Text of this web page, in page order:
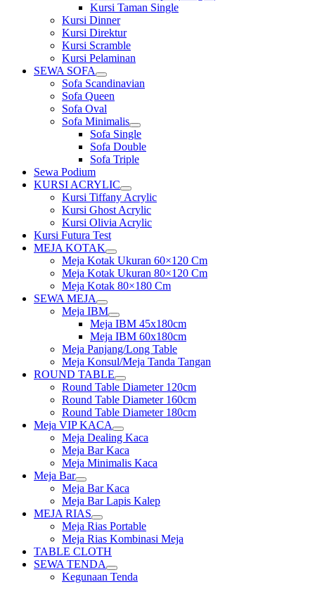
Kursi Taman Single
Kursi Dinner
Kursi Direktur
Kursi Scramble
Kursi Pelaminan
SEWA SOFA
Show
sub
menu
Sofa Scandinavian
Sofa Queen
Sofa Oval
Sofa Minimalis
Show
sub
menu
Sofa Single
Sofa Double
Sofa Triple
Sewa Podium
KURSI ACRYLIC
Show
sub
menu
Kursi Tiffany Acrylic
Kursi Ghost Acrylic
Kursi Olivia Acrylic
Kursi Futura Test
MEJA KOTAK
Show
sub
menu
Meja Kotak Ukuran 60×120 Cm
Meja Kotak Ukuran 80×120 Cm
Meja Kotak 80×180 Cm
SEWA MEJA
Show
sub
menu
Meja IBM
Show
sub
menu
Meja IBM 45x180cm
Meja IBM 60x180cm
Meja Panjang/Long Table
Meja Konsul/Meja Tanda Tangan
ROUND TABLE
Show
sub
menu
Round Table Diameter 120cm
Round Table Diameter 160cm
Round Table Diameter 180cm
Meja VIP KACA
Show
sub
menu
Meja Dealing Kaca
Meja Bar Kaca
Meja Minimalis Kaca
Meja Bar
Show
sub
menu
Meja Bar Kaca
Meja Bar Lapis Kalep
MEJA RIAS
Show
sub
menu
Meja Rias Portable
Meja Rias Kombinasi Meja
TABLE CLOTH
SEWA TENDA
Show
sub
Kegunaan Tenda